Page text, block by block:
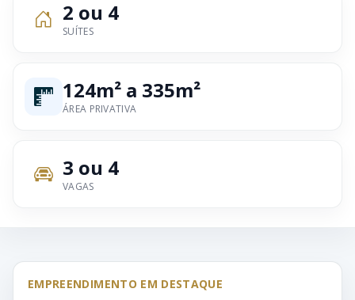
2 ou 4
SUÍTES
124m² a 335m²
ÁREA PRIVATIVA
3 ou 4
VAGAS
EMPREENDIMENTO EM DESTAQUE